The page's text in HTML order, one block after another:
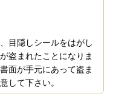
目隠しシールをはがし
盗まれたことになりま
面が手元にあって盗ま
して下さい。